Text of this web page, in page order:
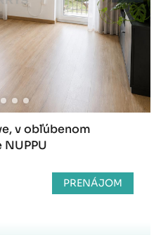
v obľúbenom
PRENÁJOM